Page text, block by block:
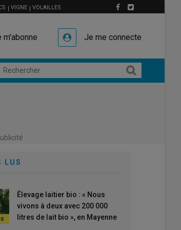
VIGNE VOLAILLES
m'abonne Je me connecte
LUS
Élevage laitier bio : « Nous
vivons à deux avec 200 000
litres de lait bio », en Mayenne